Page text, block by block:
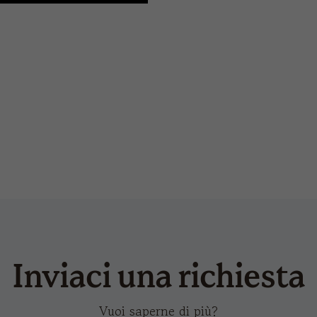
Inviaci una richiesta
Vuoi saperne di più?